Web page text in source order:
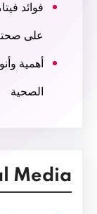
فوائد
على
أهمية
الصحية
Media